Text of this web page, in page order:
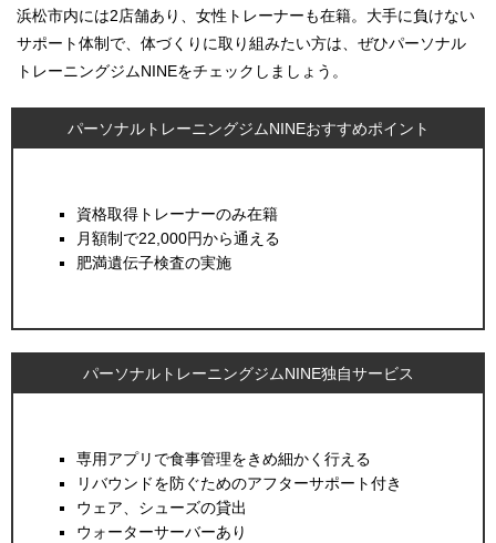
浜松市内には2店舗あり、女性トレーナーも在籍。大手に負けない
サポート体制で、体づくりに取り組みたい方は、ぜひパーソナル
トレーニングジムNINEをチェックしましょう。
パーソナルトレーニングジムNINEおすすめポイント
資格取得トレーナーのみ在籍
月額制で22,000円から通える
肥満遺伝子検査の実施
パーソナルトレーニングジムNINE独自サービス
専用アプリで食事管理をきめ細かく行える
リバウンドを防ぐためのアフターサポート付き
ウェア、シューズの貸出
ウォーターサーバーあり